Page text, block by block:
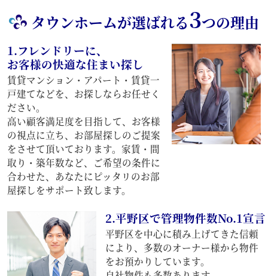
タウンホームが選ばれる3つの理由
1.フレンドリーに、
お客様の快適な住まい探し
賃貸マンション・アパート・賃貸一
戸建てなどを、お探しならお任せく
ださい。
高い顧客満足度を目指して、お客様
の視点に立ち、お部屋探しのご提案
をさせて頂いております。家賃・間
取り・築年数など、ご希望の条件に
合わせた、あなたにピッタリのお部
屋探しをサポート致します。
2.平野区で管理物件数No.1宣言
平野区を中心に積み上げてきた信頼
により、多数のオーナー様から物件
をお預かりしています。